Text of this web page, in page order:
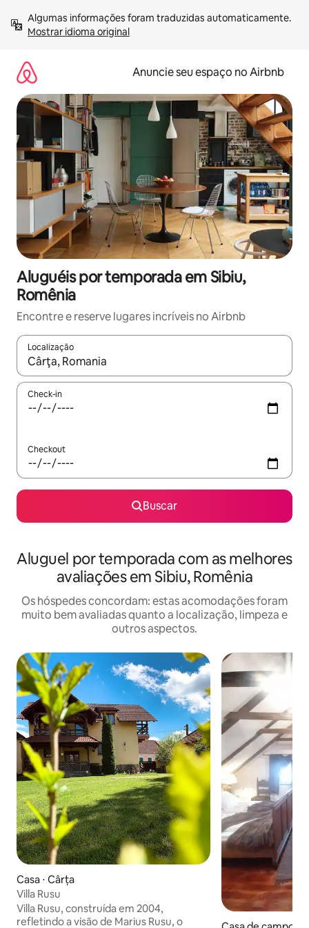
para
Mostrar idioma original
Anuncie seu espaço no Airbnb
Aluguéis por temporada em Sibiu,
Romênia
Encontre e reserve lugares incríveis no Airbnb
Localização
Quando os resultados estiverem disponíveis, explore-os
Check-in
Checkout
Buscar
Aluguel por temporada com as melhores
avaliações em Sibiu, Romênia
Os hóspedes concordam: estas acomodações foram
muito bem avaliadas quanto a localização, limpeza e
outros aspectos.
Casa ⋅ Cârța
Villa Rusu
Villa Rusu, construída em 2004,
refletindo a visão de Marius Rusu, o